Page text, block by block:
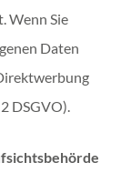
Wenn Sie
Daten
DSGVO).